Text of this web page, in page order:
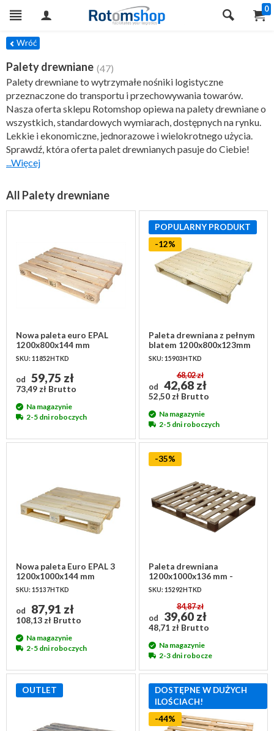
0
Wróć
Palety drewniane (47)
Palety drewniane to wytrzymałe nośniki logistyczne
przeznaczone do transportu i przechowywania towarów.
Nasza oferta sklepu Rotomshop opiewa na palety drewniane o
wszystkich, standardowych wymiarach, dostępnych na rynku.
Lekkie i ekonomiczne, jednorazowe i wielokrotnego użycia.
Sprawdź, która oferta palet drewnianych pasuje do Ciebie!
...Więcej
All Palety drewniane
Nowa paleta euro EPAL
1200x800x144 mm
SKU: 11852HTKD
od 59,75 zł
73,49 zł Brutto
Na magazynie
2-5 dni roboczych
POPULARNY PRODUKT
-12%
Paleta drewniana z pełnym
blatem 1200x800x123mm
IPPC
SKU: 15903HTKD
od
68,02 zł
42,68 zł
52,50 zł Brutto
Na magazynie
2-5 dni roboczych
Nowa paleta Euro EPAL 3
1200x1000x144 mm
SKU: 15137HTKD
od 87,91 zł
108,13 zł Brutto
Na magazynie
2-5 dni roboczych
-35%
Paleta drewniana
1200x1000x136 mm -
ramowa, IPPC
SKU: 15292HTKD
od
84,87 zł
39,60 zł
48,71 zł Brutto
Na magazynie
2-3 dni robocze
OUTLET
DOSTĘPNE W DUŻYCH
ILOŚCIACH!
-44%